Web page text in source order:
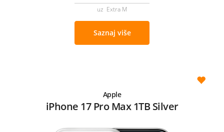
uz Extra M
Saznaj više
Apple
iPhone 17 Pro Max 1TB Silver